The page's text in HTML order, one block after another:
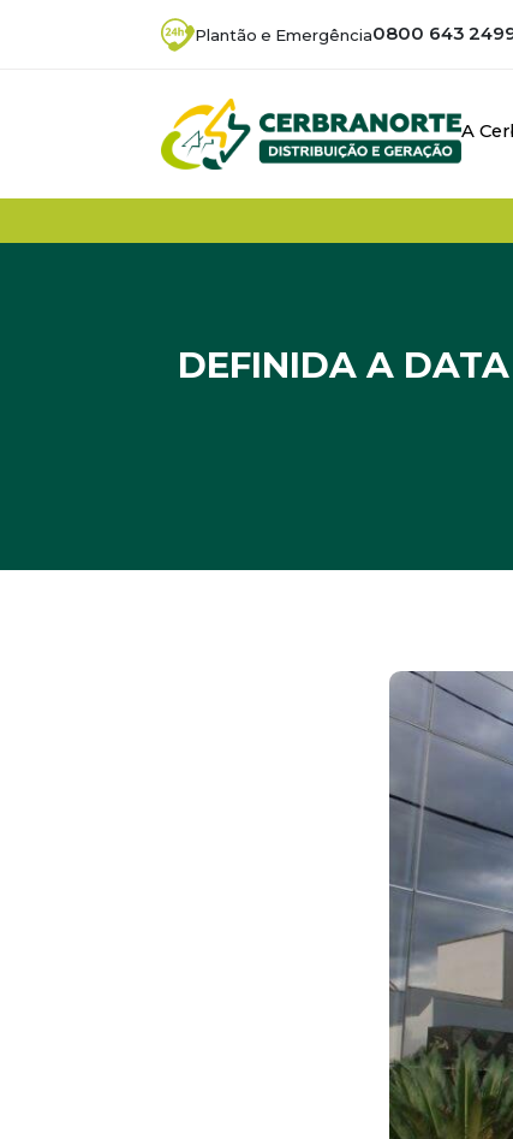
Plantão e Emergência0800 643
A
DEFINIDA A
Definida a data das